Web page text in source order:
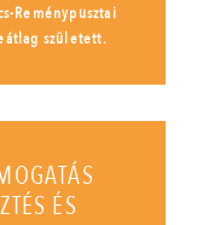
Reménypusztai
született.
ÉS